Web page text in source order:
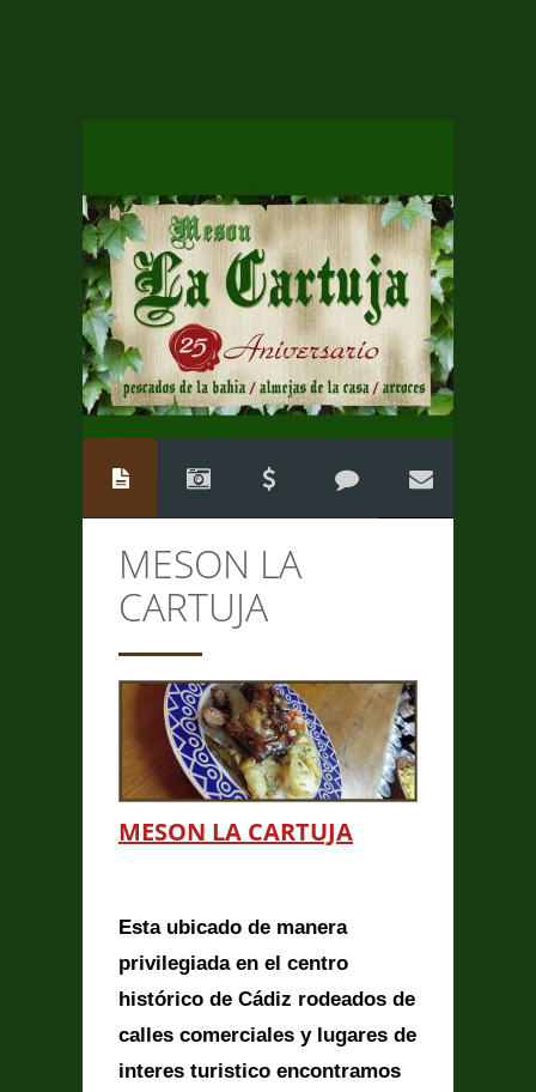
MESON LA
CARTUJA
MESON LA CARTUJA
Esta ubicado de manera
privilegiada en el centro
histórico de Cádiz rodeados de
calles comerciales y lugares de
interes turistico encontramos
CONTACTO
Anterior/Siguiente página
MESON LA
This page can't load Google
Maps correctly.
Do you own this